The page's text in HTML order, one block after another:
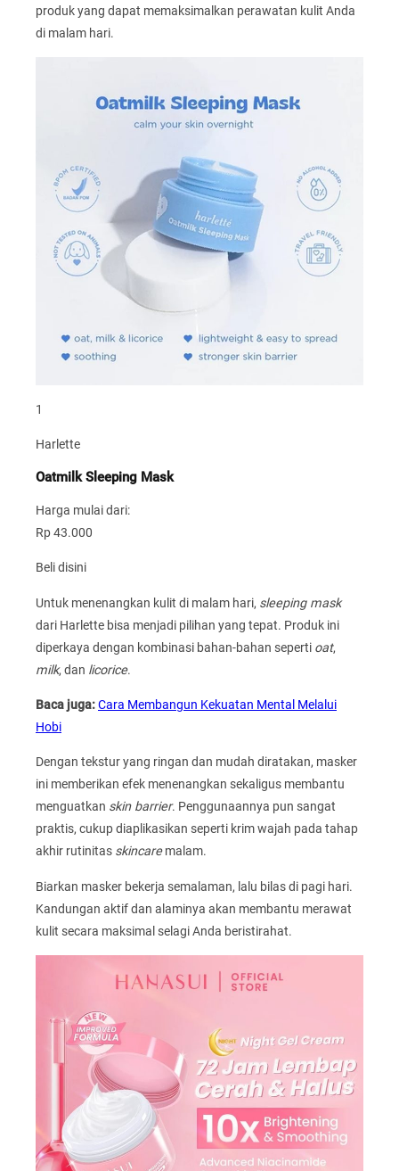
produk yang dapat memaksimalkan perawatan kulit Anda
di malam hari.
1
Harlette
Oatmilk Sleeping Mask
Harga mulai dari:
Rp 43.000
Beli disini
Untuk menenangkan kulit di malam hari, sleeping mask
dari Harlette bisa menjadi pilihan yang tepat. Produk ini
diperkaya dengan kombinasi bahan-bahan seperti oat,
milk, dan licorice.
Baca juga:Cara Membangun Kekuatan Mental Melalui
Hobi
Dengan tekstur yang ringan dan mudah diratakan, masker
ini memberikan efek menenangkan sekaligus membantu
menguatkan skin barrier. Penggunaannya pun sangat
praktis, cukup diaplikasikan seperti krim wajah pada tahap
akhir rutinitas skincaremalam.
Biarkan masker bekerja semalaman, lalu bilas di pagi hari.
Kandungan aktif dan alaminya akan membantu merawat
kulit secara maksimal selagi Anda beristirahat.